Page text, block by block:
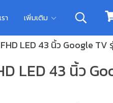
า เพิ่มเติม
LED 43 นิ้ว Google TV
LED 43 นิ้ว